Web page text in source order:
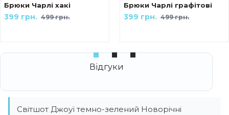
Українські мотиви The козак
Брюки Чарлі хакі
499 грн.
399 грн.
Брюки Чарлі графітові
499 грн.
399 грн.
Світшот Джоуї темно-зелений Новорічні